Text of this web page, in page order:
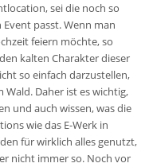
sei die noch so
passt. Wenn man
feiern möchte, so
kalten Charakter dieser
so einfach darzustellen,
Wald. Daher ist es wichtig,
und auch wissen, was die
wie das E-Werk in
für wirklich alles genutzt,
nicht immer so. Noch vor